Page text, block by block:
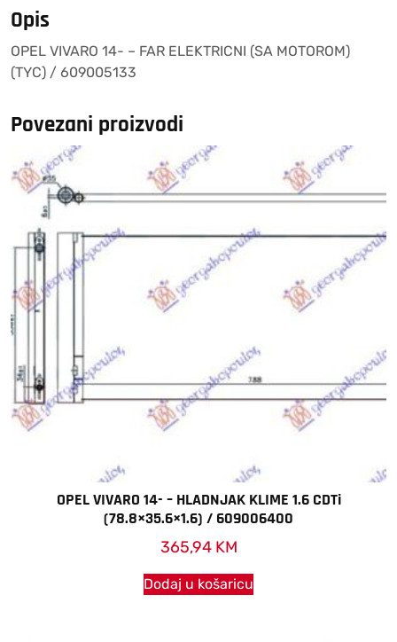
(TYC)
/
609005133
količina
Opis
OPEL VIVARO 14- – FAR ELEKTRICNI (SA MOTOROM)
(TYC) / 609005133
Povezani proizvodi
OPEL VIVARO 14- – HLADNJAK KLIME 1.6 CDTi
(78.8×35.6×1.6) / 609006400
365,94 KM
Dodaj u košaricu